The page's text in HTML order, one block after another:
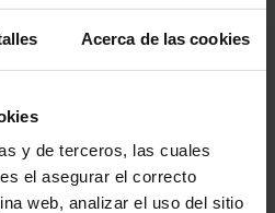
Acerca de las cookies
y de terceros, las cuales
el asegurar el correcto
web, analizar el uso del sitio